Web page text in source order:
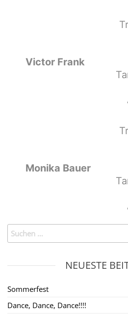
Victor Frank
Monika Bauer
NEUESTE
Sommerfest
Dance, Dance, Dance!!!!